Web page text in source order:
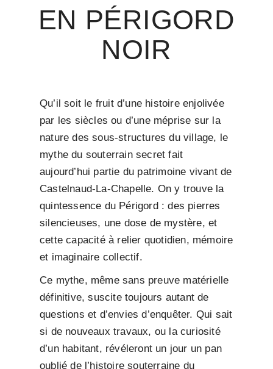
EN PÉRIGORD
NOIR
Qu’il soit le fruit d’une histoire enjolivée
par les siècles ou d’une méprise sur la
nature des sous-structures du village, le
mythe du souterrain secret fait
aujourd’hui partie du patrimoine vivant de
Castelnaud-La-Chapelle. On y trouve la
quintessence du Périgord : des pierres
silencieuses, une dose de mystère, et
cette capacité à relier quotidien, mémoire
et imaginaire collectif.
Ce mythe, même sans preuve matérielle
définitive, suscite toujours autant de
questions et d’envies d’enquêter. Qui sait
si de nouveaux travaux, ou la curiosité
d’un habitant, révéleront un jour un pan
oublié de l’histoire souterraine du